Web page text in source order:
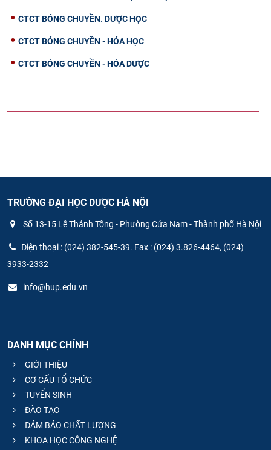
CTCT BÓNG CHUYỀN. DƯỢC HỌC
CTCT BÓNG CHUYỀN - HÓA HỌC
CTCT BÓNG CHUYỀN - HÓA DƯỢC
TRƯỜNG ĐẠI HỌC DƯỢC HÀ NỘI
Số 13-15 Lê Thánh Tông - Phường Cửa Nam - Thành phố Hà Nội
Điện thoại : (024) 382-545-39. Fax : (024) 3.826-4464, (024)
3933-2332
info@hup.edu.vn
DANH MỤC CHÍNH
GIỚI THIỆU
CƠ CẤU TỔ CHỨC
TUYỂN SINH
ĐÀO TẠO
ĐẢM BẢO CHẤT LƯỢNG
KHOA HỌC CÔNG NGHỆ